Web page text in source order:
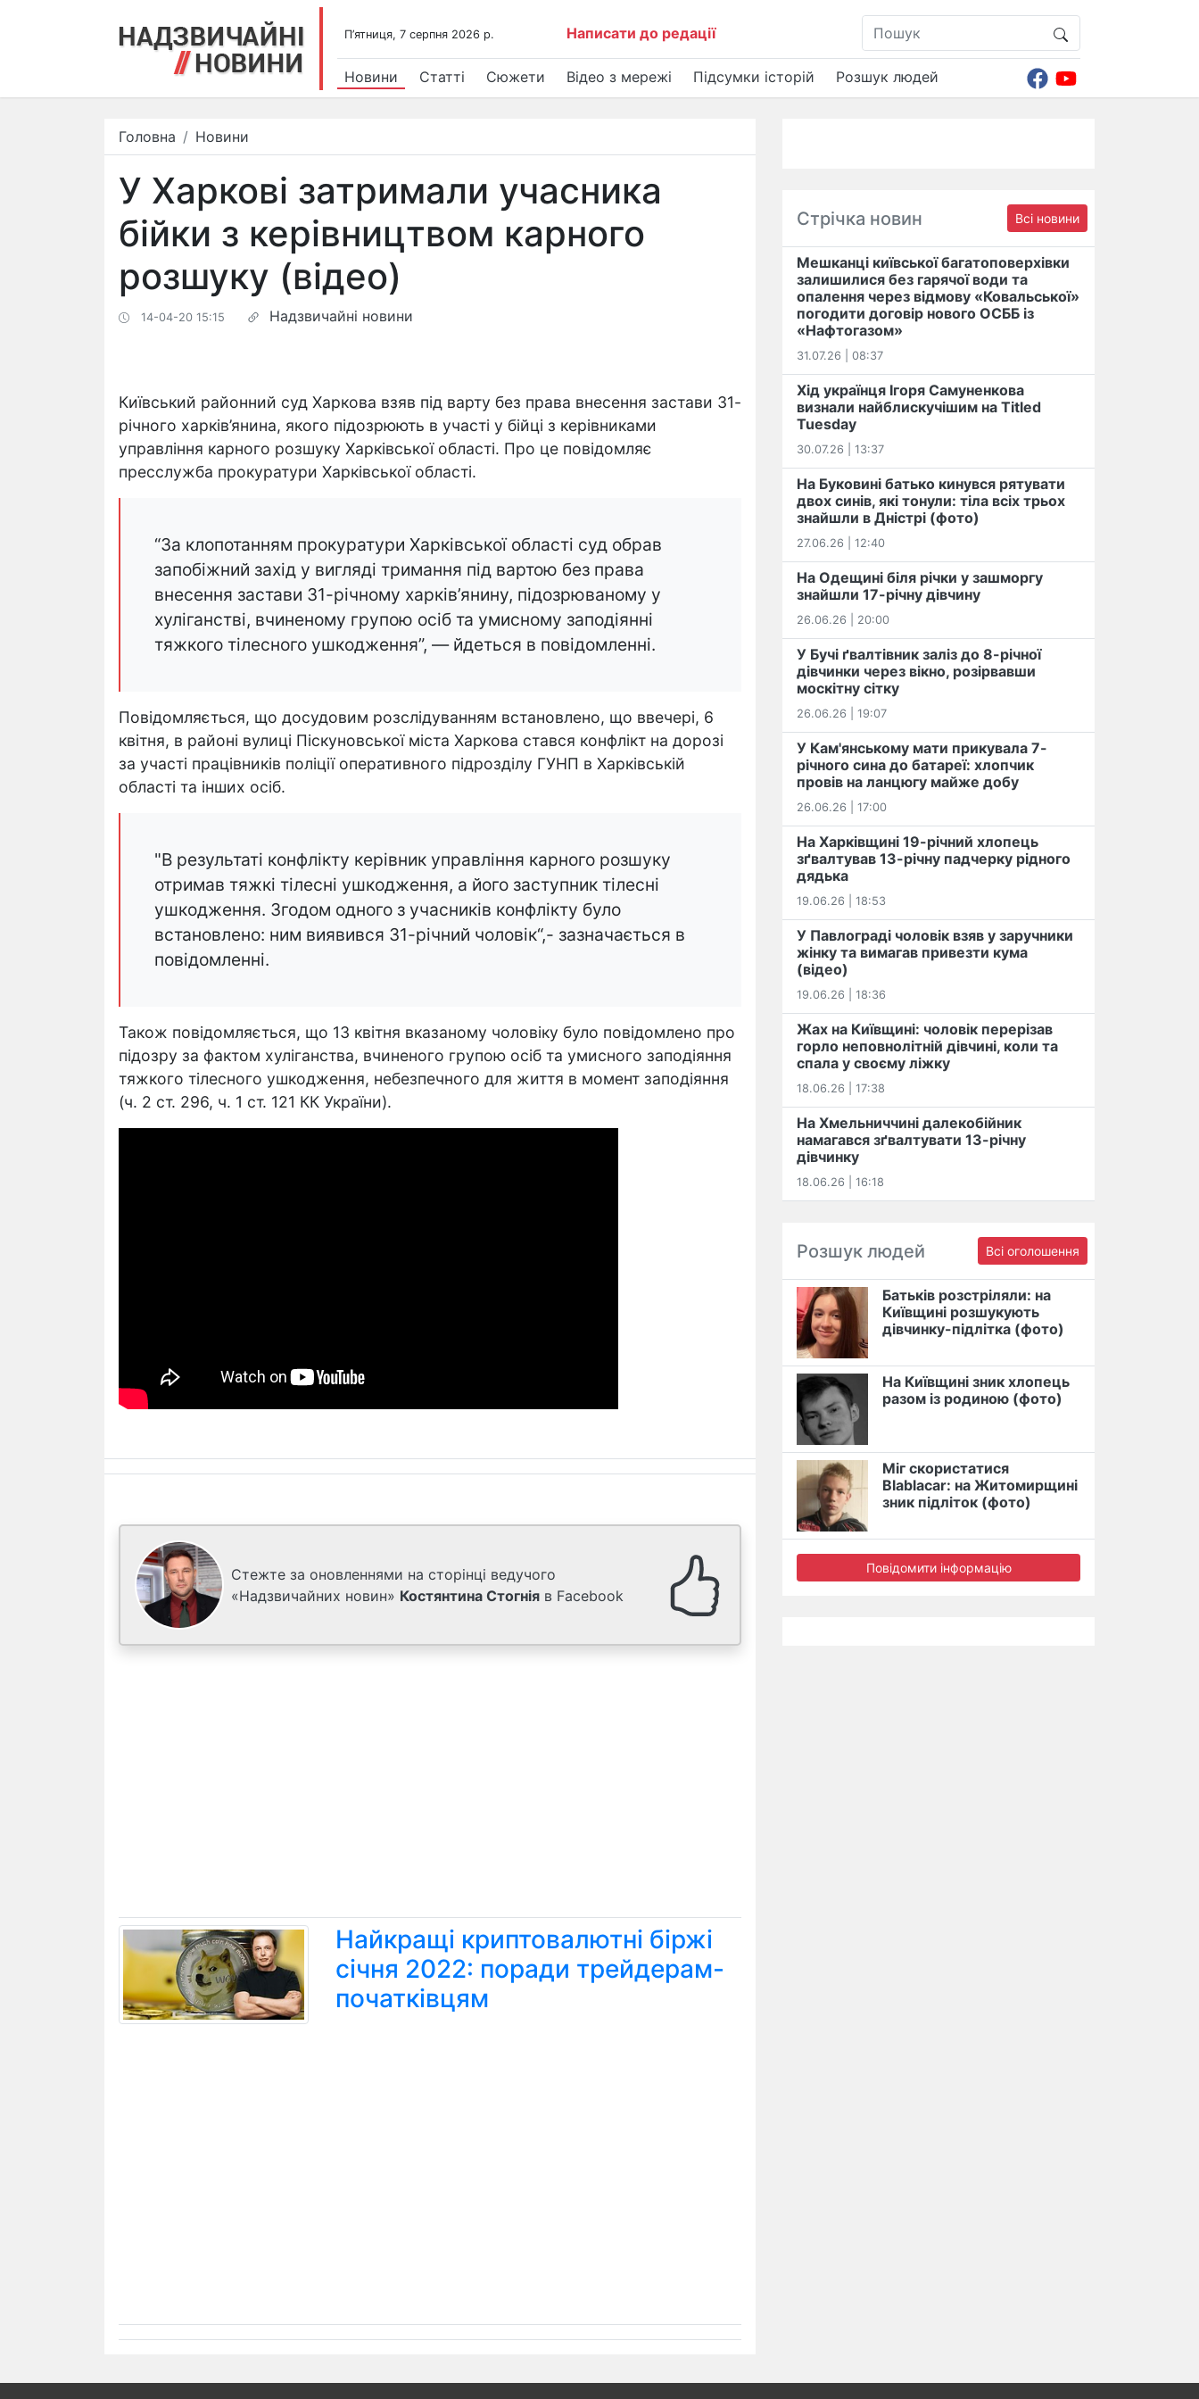
П’ятниця, 7 серпня 2026 р. Написати до редації
Новини Статті Сюжети Відео з мережі Підсумки історій Розшук людей
Головна Новини
У Харкові затримали учасника
бійки з керівництвом карного
розшуку (відео)
14-04-20 15:15 Надзвичайні новини
Київський районний суд Харкова взяв під варту без права внесення застави 31-
річного харків’янина, якого підозрюють в участі у бійці з керівниками
управління карного розшуку Харківської області. Про це повідомляє
пресслужба прокуратури Харківської області.
“За клопотанням прокуратури Харківської області суд обрав
запобіжний захід у вигляді тримання під вартою без права
внесення застави 31-річному харків’янину, підозрюваному у
хуліганстві, вчиненому групою осіб та умисному заподіянні
тяжкого тілесного ушкодження”, — йдеться в повідомленні.
Повідомляється, що досудовим розслідуванням встановлено, що ввечері, 6
квітня, в районі вулиці Піскуновської міста Харкова стався конфлікт на дорозі
за участі працівників поліції оперативного підрозділу ГУНП в Харківській
області та інших осіб.
"В результаті конфлікту керівник управління карного розшуку
отримав тяжкі тілесні ушкодження, а його заступник тілесні
ушкодження. Згодом одного з учасників конфлікту було
встановлено: ним виявився 31-річний чоловік“,- зазначається в
повідомленні.
Також повідомляється, що 13 квітня вказаному чоловіку було повідомлено про
підозру за фактом хуліганства, вчиненого групою осіб та умисного заподіяння
тяжкого тілесного ушкодження, небезпечного для життя в момент заподіяння
(ч. 2 ст. 296, ч. 1 ст. 121 КК України).
Стежте за оновленнями на сторінці ведучого
«Надзвичайних новин» Костянтина Стогнія в Facebook
Найкращі криптовалютні біржі
січня 2022: поради трейдерам-
початківцям
Стрічка новин Всі новини
Мешканці київської багатоповерхівки
залишилися без гарячої води та
опалення через відмову «Ковальської»
погодити договір нового ОСББ із
«Нафтогазом»
31.07.26 | 08:37
Хід українця Ігоря Самуненкова
визнали найблискучішим на Titled
Tuesday
30.07.26 | 13:37
На Буковині батько кинувся рятувати
двох синів, які тонули: тіла всіх трьох
знайшли в Дністрі (фото)
27.06.26 | 12:40
На Одещині біля річки у зашморгу
знайшли 17-річну дівчину
26.06.26 | 20:00
У Бучі ґвалтівник заліз до 8-річної
дівчинки через вікно, розірвавши
москітну сітку
26.06.26 | 19:07
У Кам'янському мати прикувала 7-
річного сина до батареї: хлопчик
провів на ланцюгу майже добу
26.06.26 | 17:00
На Харківщині 19-річний хлопець​
️зґвалтував 13-річну падчерку рідного
дядька
19.06.26 | 18:53
У Павлограді чоловік взяв у заручники
жінку та вимагав привезти кума
(відео)
19.06.26 | 18:36
Жах на Київщині: чоловік перерізав
горло неповнолітній дівчині, коли та
спала у своєму ліжку
18.06.26 | 17:38
На Хмельниччині далекобійник
намагався зґвалтувати 13-річну
дівчинку
18.06.26 | 16:18
Розшук людей Всі оголошення
Батьків розстріляли: на
Київщині розшукують
дівчинку-підлітка (фото)
На Київщині зник хлопець
разом із родиною (фото)
Міг скористатися
Blablacar: на Житомирщині
зник підліток (фото)
Повідомити інформацію